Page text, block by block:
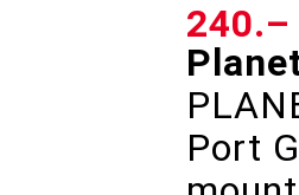
Port
CHF
240.–